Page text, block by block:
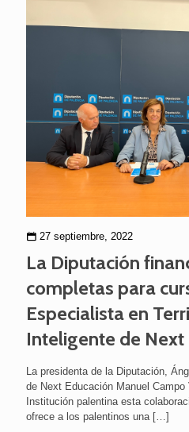
27 septiembre, 2022
La Diputación
completas para
Especialista en
Inteligente de Next
La presidenta de la Diputación,
de Next Educación Manuel
Institución palentina esta
ofrece a los palentinos una […]